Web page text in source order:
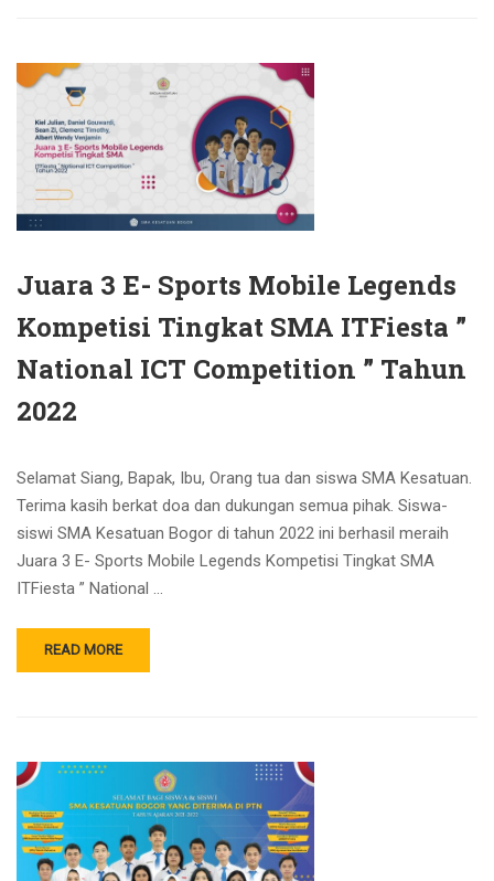
Juara 3 E- Sports Mobile Legends
Kompetisi Tingkat SMA ITFiesta ”
National ICT Competition ” Tahun
2022
Selamat Siang, Bapak, Ibu, Orang tua dan siswa SMA Kesatuan.
Terima kasih berkat doa dan dukungan semua pihak. Siswa-
siswi SMA Kesatuan Bogor di tahun 2022 ini berhasil meraih
Juara 3 E- Sports Mobile Legends Kompetisi Tingkat SMA
ITFiesta ” National …
READ MORE